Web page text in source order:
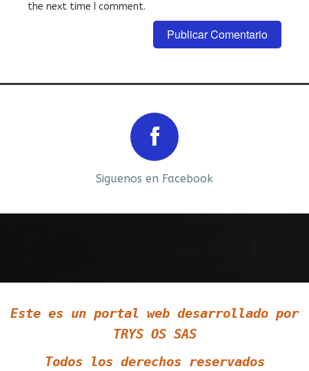
the next time I comment.
Siguenos en Facebook
Este es un portal web desarrollado por
TRYS OS SAS
Todos los derechos reservados